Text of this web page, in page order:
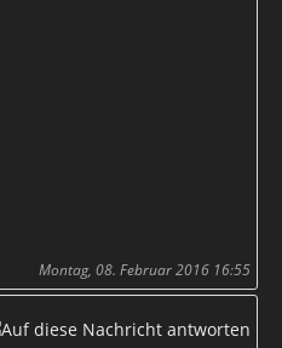
Montag, 08. Februar 2016 16:55